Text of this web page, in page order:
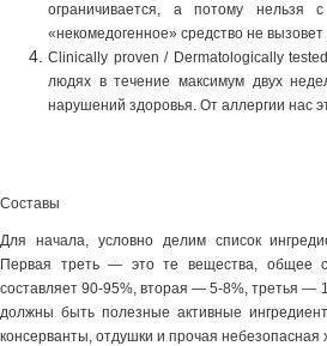
ограничивается, а потому нельзя
«некомедогенное» средство не вызовет
Clinically proven / Dermatologically
людях в течение максимум двух
нарушений здоровья. От аллергии нас
Составы
Для начала, условно делим список
Первая треть — это те вещества, общее
составляет 90-95%, вторая — 5-8%, третья —
должны быть полезные активные
консерванты, отдушки и прочая небезопасная